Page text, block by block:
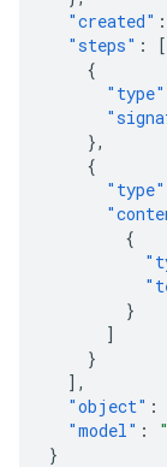
"created" :
"steps" :
[
{
"type"
},
{
"type"
{
}
]
}
],
"object" :
"model" :
}